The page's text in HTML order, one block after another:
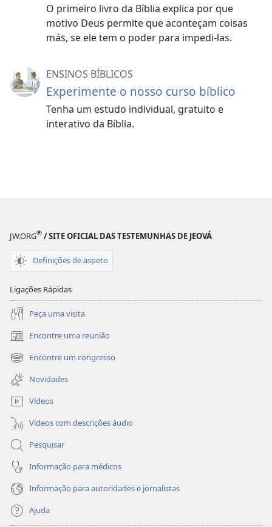
O primeiro livro da Bíblia explica por que
motivo Deus permite que aconteçam coisas
más, se ele tem o poder para impedi-las.
ENSINOS BÍBLICOS
Experimente o nosso curso bíblico
Tenha um estudo individual, gratuito e
interativo da Bíblia.
JW.ORG® / SITE OFICIAL DAS TESTEMUNHAS DE JEOVÁ
Definições de aspeto
Ligações Rápidas
Peça uma visita
Encontre uma reunião
(abre
uma
nova
janela)
Encontre um congresso
(abre
uma
nova
janela)
Novidades
Vídeos
Vídeos com descrições áudio
Pesquisar
Informação para médicos
Informação para autoridades e jornalistas
Ajuda